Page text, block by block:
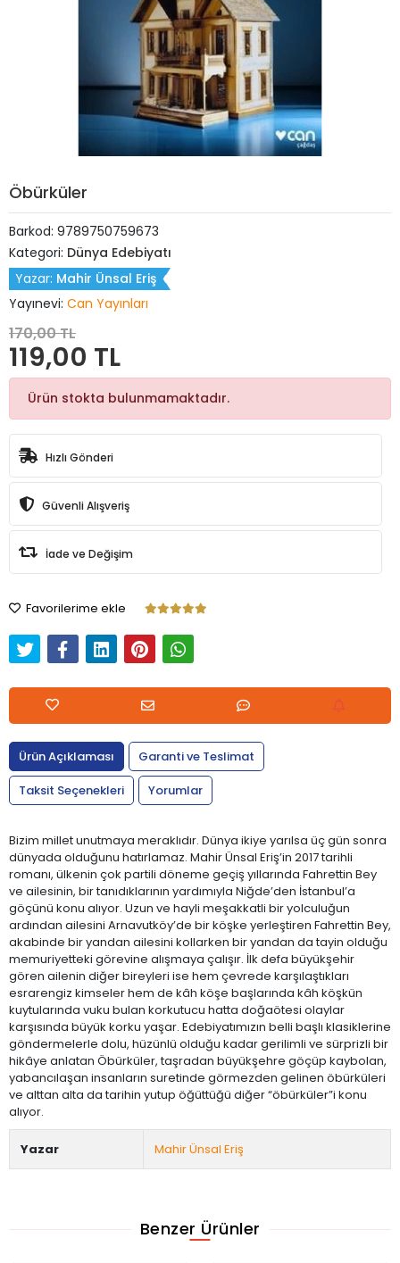
Öbürküler
Barkod: 9789750759673
Kategori: Dünya Edebiyatı
Yazar: Mahir Ünsal Eriş
Yayınevi: Can Yayınları
170,00 TL
119,00 TL
Ürün stokta bulunmamaktadır.
Hızlı Gönderi
Güvenli Alışveriş
İade ve Değişim
Favorilerime ekle
Ürün Açıklaması
Garanti ve Teslimat
Taksit Seçenekleri
Yorumlar
Bizim millet unutmaya meraklıdır. Dünya ikiye yarılsa üç gün sonra
dünyada olduğunu hatırlamaz. Mahir Ünsal Eriş’in 2017 tarihli
romanı, ülkenin çok partili döneme geçiş yıllarında Fahrettin Bey
ve ailesinin, bir tanıdıklarının yardımıyla Niğde’den İstanbul’a
göçünü konu alıyor. Uzun ve hayli meşakkatli bir yolculuğun
ardından ailesini Arnavutköy’de bir köşke yerleştiren Fahrettin Bey,
akabinde bir yandan ailesini kollarken bir yandan da tayin olduğu
memuriyetteki görevine alışmaya çalışır. İlk defa büyükşehir
gören ailenin diğer bireyleri ise hem çevrede karşılaştıkları
esrarengiz kimseler hem de kâh köşe başlarında kâh köşkün
kuytularında vuku bulan korkutucu hatta doğaötesi olaylar
karşısında büyük korku yaşar. Edebiyatımızın belli başlı klasiklerine
göndermelerle dolu, hüzünlü olduğu kadar gerilimli ve sürprizli bir
hikâye anlatan Öbürküler, taşradan büyükşehre göçüp kaybolan,
yabancılaşan insanların suretinde görmezden gelinen öbürküleri
ve alttan alta da tarihin yutup öğüttüğü diğer “öbürküler”i konu
alıyor.
Yazar Mahir Ünsal Eriş
Benzer Ürünler